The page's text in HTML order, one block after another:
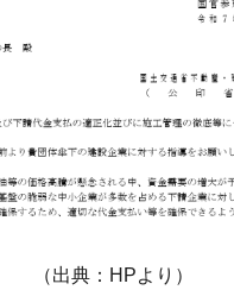
（出典：HPより）